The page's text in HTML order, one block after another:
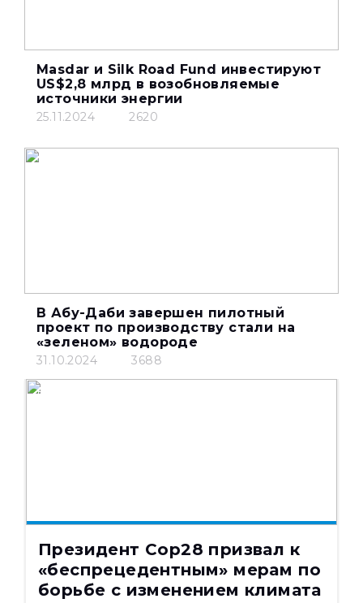
Masdar и Silk Road Fund инвестируют
US$2,8 млрд в возобновляемые
источники энергии
25.11.2024 2620
В Абу-Даби завершен пилотный
проект по производству стали на
«зеленом» водороде
31.10.2024 3688
Президент Cop28 призвал к
«беспрецедентным» мерам по
борьбе с изменением климата